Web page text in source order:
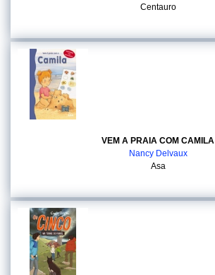
Centauro
VEM A PRAIA COM CAMILA
Nancy Delvaux
Asa